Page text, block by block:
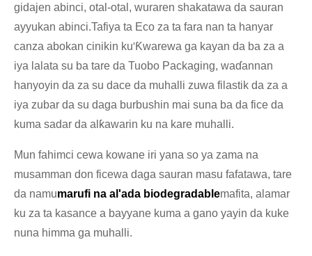
gidajen abinci, otal-otal, wuraren shakatawa da sauran
ayyukan abinci.Tafiya ta Eco za ta fara nan ta hanyar
canza abokan cinikin ku'Ƙwarewa ga kayan da ba za a
iya lalata su ba tare da Tuobo Packaging, waɗannan
hanyoyin da za su dace da muhalli zuwa filastik da za a
iya zubar da su daga burbushin mai suna ba da fice da
kuma sadar da alƙawarin ku na kare muhalli.
Mun fahimci cewa kowane iri yana so ya zama na
musamman don ficewa daga sauran masu fafatawa, tare
da namumarufi na al'ada biodegradablemafita, alamar
ku za ta kasance a bayyane kuma a gano yayin da kuke
nuna himma ga muhalli.